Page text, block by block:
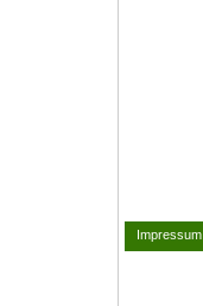
Impressum